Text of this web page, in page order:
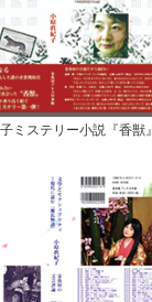
ミステリー小説『香獣』